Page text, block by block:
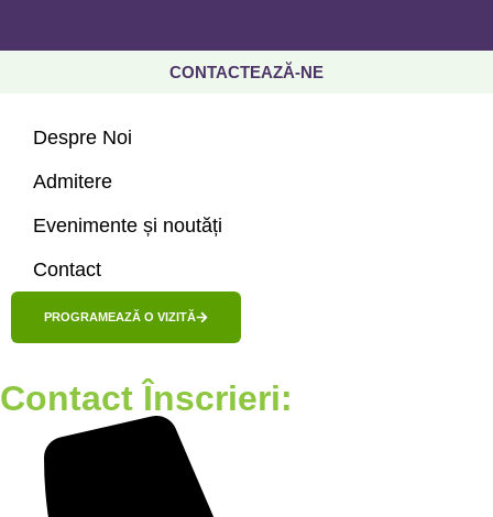
CONTACTEAZĂ-NE
Despre Noi
Admitere
Evenimente și noutăți
Contact
PROGRAMEAZĂ O VIZITĂ
Contact Înscrieri: